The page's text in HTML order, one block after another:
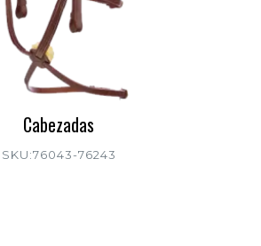
Cabezadas
SKU:76043-76243